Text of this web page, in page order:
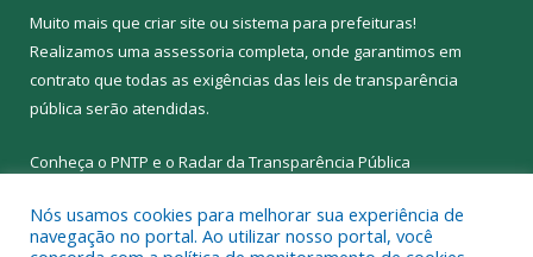
Muito mais que criar site ou sistema para prefeituras!
Realizamos uma assessoria completa, onde garantimos em
contrato que todas as exigências das leis de transparência
pública serão atendidas.
Conheça o PNTP e o Radar da Transparência Pública
Nós usamos cookies para melhorar sua experiência de
navegação no portal. Ao utilizar nosso portal, você